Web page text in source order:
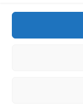
Mercurio
iscritta al
Sito gestito